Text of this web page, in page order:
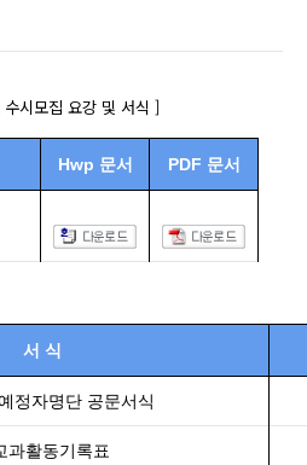
시모집 요강 및 서식 ]
Hwp 문서 PDF 문서
서 식
정자명단 공문서식
과활동기록표